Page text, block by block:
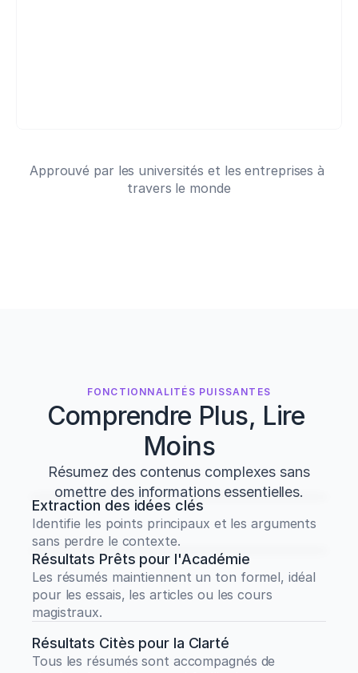
Approuvé par les universités et les entreprises à
travers le monde
FONCTIONNALITÉS PUISSANTES
Comprendre Plus, Lire
Moins
Résumez des contenus complexes sans
omettre des informations essentielles.
Extraction des idées clés
Identifie les points principaux et les arguments
sans perdre le contexte.
Résultats Prêts pour l'Académie
Les résumés maintiennent un ton formel, idéal
pour les essais, les articles ou les cours
magistraux.
Résultats Citès pour la Clarté
Tous les résumés sont accompagnés de